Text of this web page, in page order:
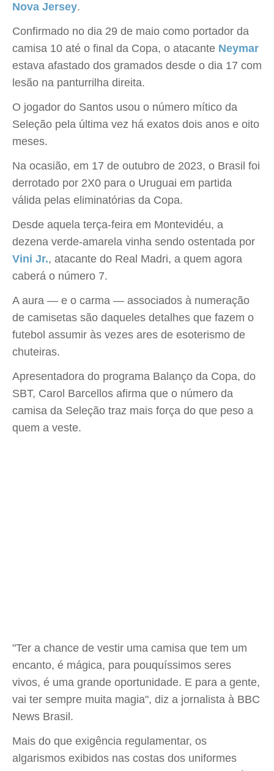
Nova Jersey.
Confirmado no dia 29 de maio como portador da
camisa 10 até o final da Copa, o atacante Neymar
estava afastado dos gramados desde o dia 17 com
lesão na panturrilha direita.
O jogador do Santos usou o número mítico da
Seleção pela última vez há exatos dois anos e oito
meses.
Na ocasião, em 17 de outubro de 2023, o Brasil foi
derrotado por 2X0 para o Uruguai em partida
válida pelas eliminatórias da Copa.
Desde aquela terça-feira em Montevidéu, a
dezena verde-amarela vinha sendo ostentada por
Vini Jr., atacante do Real Madri, a quem agora
caberá o número 7.
A aura — e o carma — associados à numeração
de camisetas são daqueles detalhes que fazem o
futebol assumir às vezes ares de esoterismo de
chuteiras.
Apresentadora do programa Balanço da Copa, do
SBT, Carol Barcellos afirma que o número da
camisa da Seleção traz mais força do que peso a
quem a veste.
"Ter a chance de vestir uma camisa que tem um
encanto, é mágica, para pouquíssimos seres
vivos, é uma grande oportunidade. E para a gente,
vai ter sempre muita magia", diz a jornalista à BBC
News Brasil.
Mais do que exigência regulamentar, os
algarismos exibidos nas costas dos uniformes